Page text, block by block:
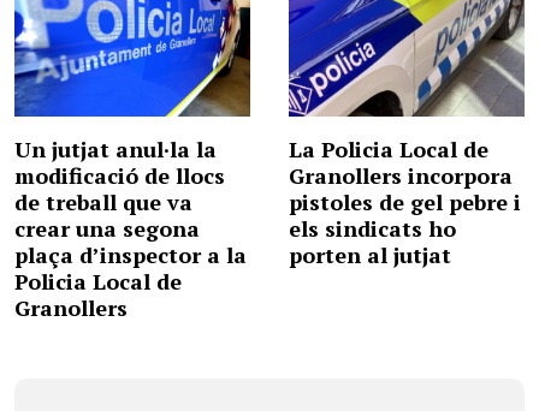
Un jutjat anul·la la
modificació de llocs
de treball que va
crear una segona
plaça d’inspector a la
Policia Local de
Granollers
La Policia Local de
Granollers incorpora
pistoles de gel pebre i
els sindicats ho
porten al jutjat